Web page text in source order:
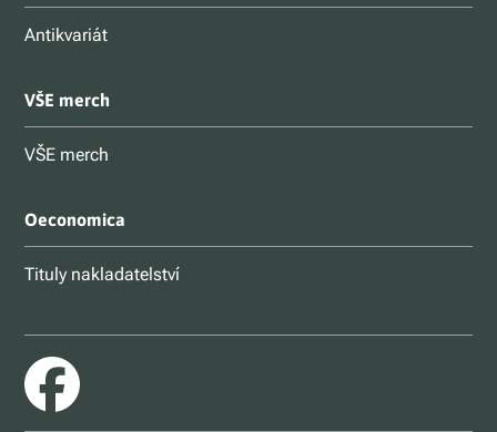
Antikvariát
VŠE merch
VŠE merch
Oeconomica
Tituly nakladatelství